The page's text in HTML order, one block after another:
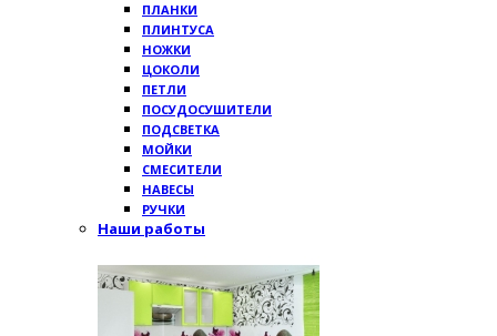
ПЛАНКИ
ПЛИНТУСА
НОЖКИ
ЦОКОЛИ
ПЕТЛИ
ПОСУДОСУШИТЕЛИ
ПОДСВЕТКА
МОЙКИ
СМЕСИТЕЛИ
НАВЕСЫ
РУЧКИ
Наши работы